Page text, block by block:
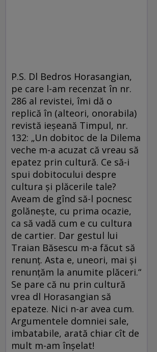
P.S. Dl Bedros Horasangian,
pe care l-am recenzat în nr.
286 al revistei, îmi dă o
replică în (alteori, onorabila)
revistă ieşeană Timpul, nr.
132: „Un dobitoc de la Dilema
veche m-a acuzat că vreau să
epatez prin cultură. Ce să-i
spui dobitocului despre
cultura şi plăcerile tale?
Aveam de gînd să-l pocnesc
golăneşte, cu prima ocazie,
ca să vadă cum e cu cultura
de cartier. Dar gestul lui
Traian Băsescu m-a făcut să
renunţ. Asta e, uneori, mai şi
renunţăm la anumite plăceri.“
Se pare că nu prin cultură
vrea dl Horasangian să
epateze. Nici n-ar avea cum.
Argumentele domniei sale,
imbatabile, arată chiar cît de
mult m-am înşelat!